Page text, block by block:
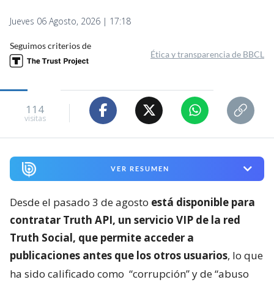
Jueves 06 Agosto, 2026 | 17:18
Seguimos criterios de
Ética y transparencia de BBCL
114
visitas
VER RESUMEN
Desde el pasado 3 de agosto está disponible para
contratar Truth API, un servicio VIP de la red
Truth Social, que permite acceder a
publicaciones antes que los otros usuarios, lo que
ha sido calificado como “corrupción” y de “abuso